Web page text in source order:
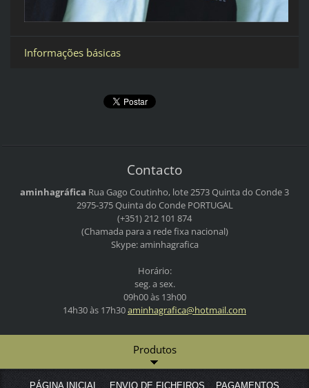
Informações básicas
Contacto
aminhagráfica Rua Gago Coutinho, lote 2573Quinta do Conde 3
2975-375 Quinta do CondePORTUGAL
(+351) 212 101 874
(Chamada para a rede fixa nacional)
Skype: aminhagrafica
Horário:
seg. a sex.
09h00 às 13h00
14h30 às 17h30aminhagrafica@hotmail.com
Produtos
PÁGINA INICIAL ENVIO DE FICHEIROS PAGAMENTOS